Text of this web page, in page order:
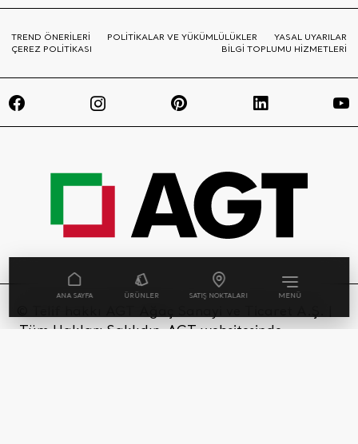
ANA SAYFA ÜRÜNLER SATIŞ NOKTALARI MENÜ
TREND ÖNERİLERİ POLİTİKALAR VE YÜKÜMLÜLÜKLER
YASAL UYARILAR
ÇEREZ POLİTİKASI
BİLGİ TOPLUMU HİZMETLERİ
Tüm Hakları Saklıdır. AGT websitesinde